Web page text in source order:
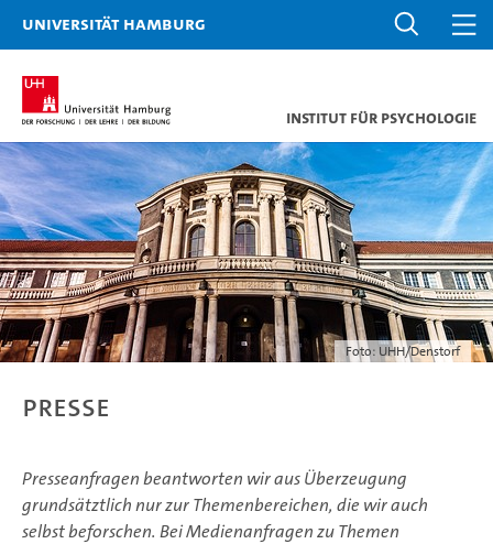
Universität Hamburg
Institut für Psychologie
Foto: UHH/Denstorf
Presse
Presseanfragen beantworten wir aus Überzeugung
grundsätztlich nur zur Themenbereichen, die wir auch
selbst beforschen. Bei Medienanfragen zu Themen